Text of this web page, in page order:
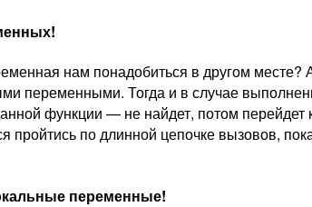
нам понадобиться в другом
переменными. Тогда и в случае
функции — не найдет, потом перейдет
пройтись по длинной цепочке вызовов,
переменные!